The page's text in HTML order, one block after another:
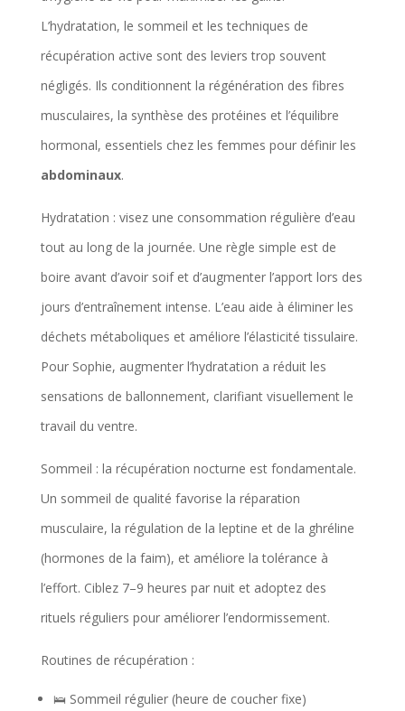
Exemple : séance type (Semaine 1)
Échauffement 5–10 min (marche, rotations du tronc,
activation des abdominaux)
Planche avant : 40s x 3 séries
Repos 45–60s entre chaque série. Récupération
après la séance.
Durée approximative : 6 minutes
Modifications : si trop difficile -> réduire la durée de
chaque maintien de 30–50% ou réaliser la planche sur
les genoux.
Conseils importants (accessibilité & sécurité)
L’hydratation, le sommeil et les techniques de
récupération active sont des leviers trop souvent
négligés. Ils conditionnent la régénération des fibres
musculaires, la synthèse des protéines et l’équilibre
hormonal, essentiels chez les femmes pour définir les
abdominaux.
Hydratation : visez une consommation régulière d’eau
tout au long de la journée. Une règle simple est de
boire avant d’avoir soif et d’augmenter l’apport lors des
jours d’entraînement intense. L’eau aide à éliminer les
déchets métaboliques et améliore l’élasticité tissulaire.
Pour Sophie, augmenter l’hydratation a réduit les
sensations de ballonnement, clarifiant visuellement le
travail du ventre.
Sommeil : la récupération nocturne est fondamentale.
Un sommeil de qualité favorise la réparation
musculaire, la régulation de la leptine et de la ghréline
(hormones de la faim), et améliore la tolérance à
l’effort. Ciblez 7–9 heures par nuit et adoptez des
rituels réguliers pour améliorer l’endormissement.
Routines de récupération :
🛌 Sommeil régulier (heure de coucher fixe)